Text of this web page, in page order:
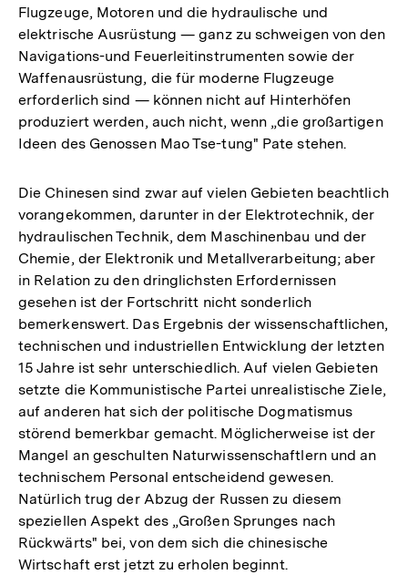
Flugzeuge, Motoren und die hydraulische und
elektrische Ausrüstung — ganz zu schweigen von den
Navigations-und Feuerleitinstrumenten sowie der
Waffenausrüstung, die für moderne Flugzeuge
erforderlich sind — können nicht auf Hinterhöfen
produziert werden, auch nicht, wenn „die großartigen
Ideen des Genossen Mao Tse-tung" Pate stehen.
Die Chinesen sind zwar auf vielen Gebieten beachtlich
vorangekommen, darunter in der Elektrotechnik, der
hydraulischen Technik, dem Maschinenbau und der
Chemie, der Elektronik und Metallverarbeitung; aber
in Relation zu den dringlichsten Erfordernissen
gesehen ist der Fortschritt nicht sonderlich
bemerkenswert. Das Ergebnis der wissenschaftlichen,
technischen und industriellen Entwicklung der letzten
15 Jahre ist sehr unterschiedlich. Auf vielen Gebieten
setzte die Kommunistische Partei unrealistische Ziele,
auf anderen hat sich der politische Dogmatismus
störend bemerkbar gemacht. Möglicherweise ist der
Mangel an geschulten Naturwissenschaftlern und an
technischem Personal entscheidend gewesen.
Natürlich trug der Abzug der Russen zu diesem
speziellen Aspekt des „Großen Sprunges nach
Rückwärts" bei, von dem sich die chinesische
Wirtschaft erst jetzt zu erholen beginnt.